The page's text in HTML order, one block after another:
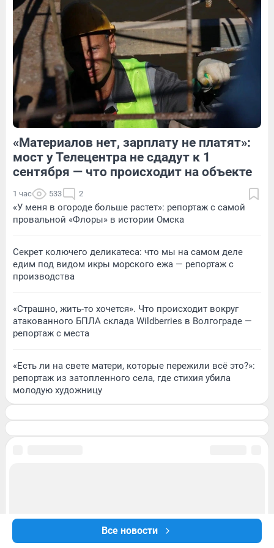
Все новости
1 Обсудить 3 Обсудить
Обсудить Обсудить
«Материалов нет, зарплату не платят»:
мост у Телецентра не сдадут к 1
сентября — что происходит на объекте
1 час 533 2
«У меня в огороде больше растет»: репортаж с самой
провальной «Флоры» в истории Омска
Секрет колючего деликатеса: что мы на самом деле
едим под видом икры морского ежа — репортаж с
производства
«Страшно, жить-то хочется». Что происходит вокруг
атакованного БПЛА склада Wildberries в Волгограде —
репортаж с места
«Есть ли на свете матери, которые пережили всё это?»:
репортаж из затопленного села, где стихия убила
молодую художницу